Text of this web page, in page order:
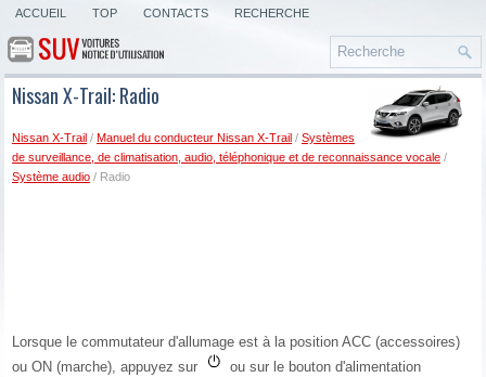
ACCUEIL TOP CONTACTS RECHERCHE
Nissan X-Trail: Radio
Nissan X-Trail /Manuel du conducteur Nissan X-Trail /Systèmes
de surveillance, de climatisation, audio, téléphonique et de reconnaissance vocale /
Système audio / Radio
Lorsque le commutateur d'allumage est à la position ACC (accessoires)
ou ON (marche), appuyez sur
ou sur le bouton d'alimentation